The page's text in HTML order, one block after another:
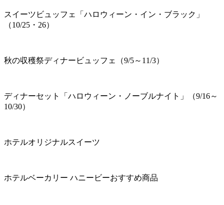
スイーツビュッフェ「ハロウィーン・イン・ブラック」
（10/25・26）
秋の収穫祭ディナービュッフェ（9/5～11/3）
ディナーセット「ハロウィーン・ノーブルナイト」（9/16～
10/30）
ホテルオリジナルスイーツ
ホテルベーカリー ハニービーおすすめ商品